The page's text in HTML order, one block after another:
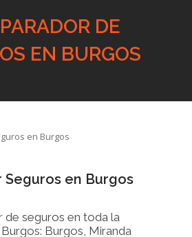
DE
EN BURGOS
Seguros en Burgos
de seguros en toda la
Burgos, Miranda